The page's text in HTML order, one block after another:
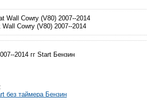
Wall Cowry (V80) 2007--2014
2014 гг Start Бензин
без таймера Бензин